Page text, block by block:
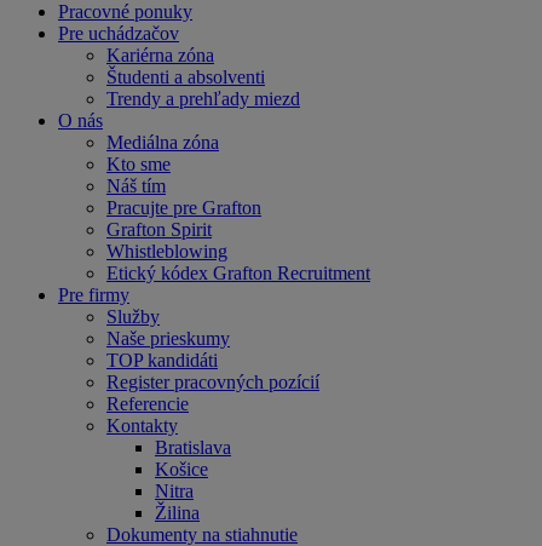
Pracovné ponuky
Pre uchádzačov
Kariérna zóna
Študenti a absolventi
Trendy a prehľady miezd
O nás
Mediálna zóna
Kto sme
Náš tím
Pracujte pre Grafton
Grafton Spirit
Whistleblowing
Etický kódex Grafton Recruitment
Pre firmy
Služby
Naše prieskumy
TOP kandidáti
Register pracovných pozícií
Referencie
Kontakty
Bratislava
Košice
Nitra
Žilina
Dokumenty na stiahnutie